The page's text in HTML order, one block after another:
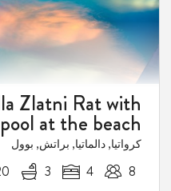
Zlatni Rat with
pool at the beach
كرواتيا, دالماتيا, براتش, بوول
8
4
3